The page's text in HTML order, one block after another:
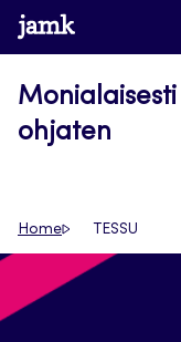
Siirry
suoraan
www.jamk.fi
ohjaten
Home TESSU